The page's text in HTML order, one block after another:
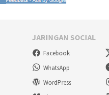
JARINGAN SOCIAL
Facebook
WhatsApp
WordPress